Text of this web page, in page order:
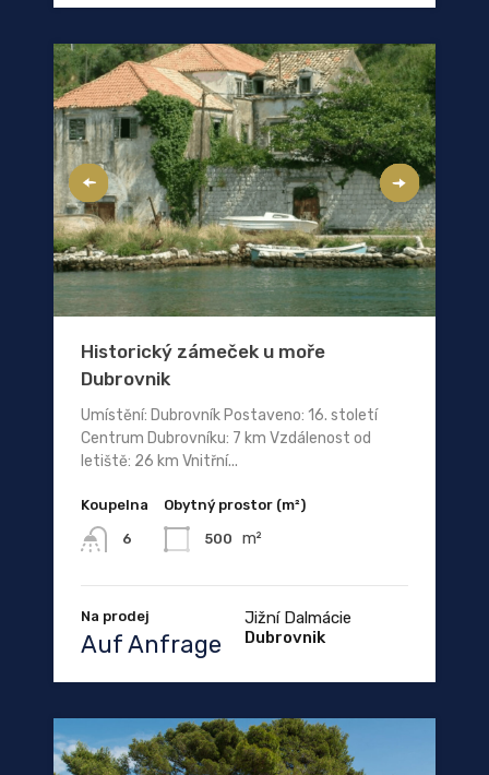
Historický zámeček u moře
Dubrovnik
Umístění: Dubrovník Postaveno: 16. století
Centrum Dubrovníku: 7 km Vzdálenost od
letiště: 26 km Vnitřní...
Koupelna
6
Obytný prostor (m²)
500 m²
Na prodej
Auf Anfrage
Jižní Dalmácie
Dubrovnik